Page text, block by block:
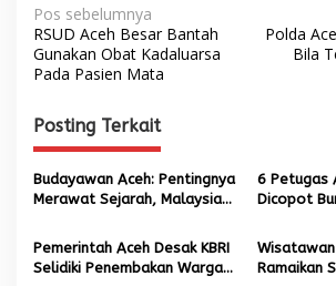
N
a
v
i
g
a
s
i
p
Pos sebelumnya
RSUD Aceh Besar Bantah
Gunakan Obat Kadaluarsa
Pada Pasien Mata
Polda
Bila
Posting Terkait
Budayawan Aceh: Pentingnya
Merawat Sejarah, Malaysia
Berbagai Negara Bagian
6 Petugas
Dicopot
Pemerintah Aceh Desak KBRI
Selidiki Penembakan Warga
Ramaikan